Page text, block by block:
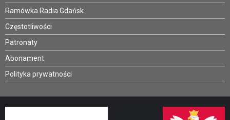
Ramówka Radia Gdańsk
Częstotliwości
Patronaty
Abonament
Polityka prywatności